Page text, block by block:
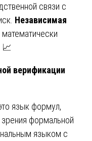
связи с
Независимая
математически
📈
верификации
язык формул,
формальной
языком с